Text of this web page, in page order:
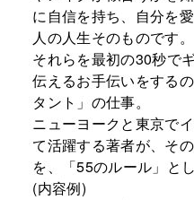
に自信を持ち、自分を
人の人生そのものです。
それらを最初の30秒で
伝えるお手伝いをする
タント」の仕事。
ニューヨークと東京で
て活躍する著者が、そ
を、「55のルール」と
(内容例)